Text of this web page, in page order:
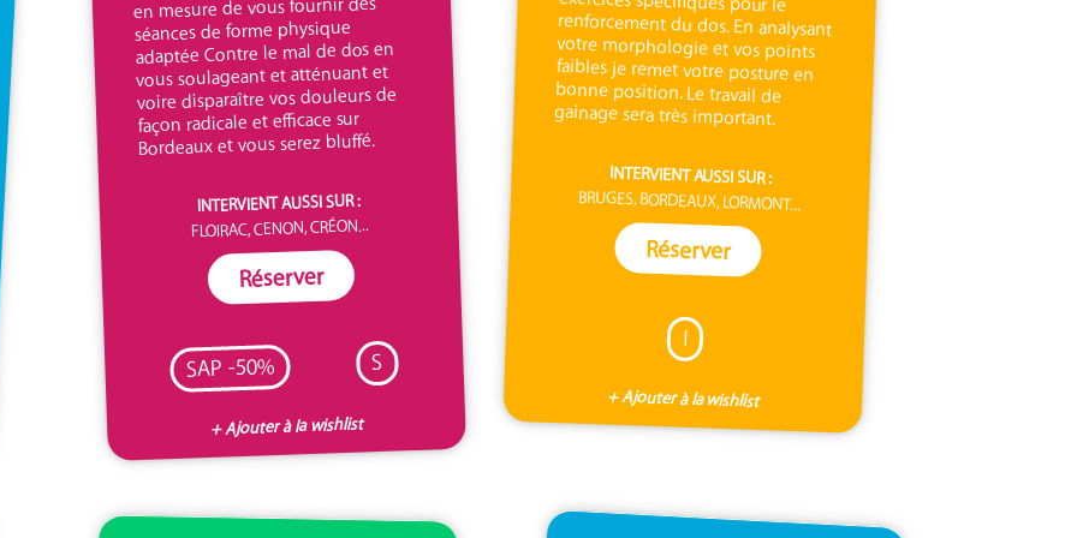
séances de forme physique
adaptée Contre le mal de dos en
vous soulageant et atténuant et
voire disparaître vos douleurs de
façon radicale et efficace sur
Bordeaux et vous serez bluffé.
INTERVIENT AUSSI SUR :
FLOIRAC, CENON, CRÉON...
Réserver
SAP -50% S
+ Ajouter à la wishlist
gainage sera très important.
INTERVIENT AUSSI SUR :
BRUGES, BORDEAUX, LORMONT...
Réserver
I
+ Ajouter à la wishlist